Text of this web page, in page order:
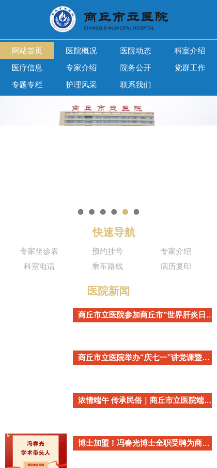
网站首页 医院概况 医院动态 科室介绍
医疗信息 专家介绍 院务公开 党群工作
专题专栏 护理风采 联系我们
快速导航
专家坐诊表 预约挂号
专家介绍
科室电话
乘车路线 病历复印
医院新闻
商丘市立医院参加商丘市"世界肝炎日"主题宣传活动
商丘市立医院举办“庆七一”讲党课暨重温入党誓词活动
浓情端午 传承民俗｜商丘市立医院端午民俗主题活动温情开启
博士加盟！冯春光博士全职受聘为商丘市立医院心血管内科学术带头人